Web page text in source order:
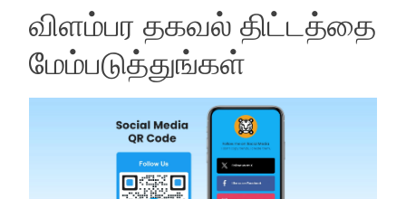
விளம்பர தகவல் திட்டத்தை
மேம்படுத்துங்கள்